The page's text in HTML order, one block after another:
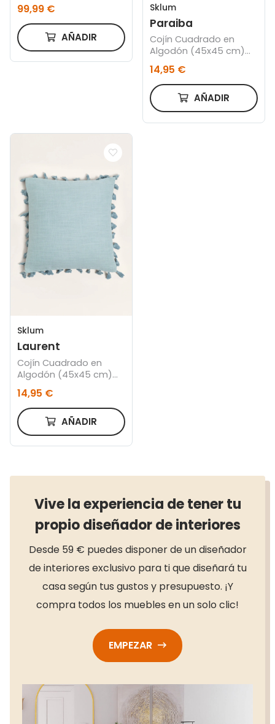
99,99 €
AÑADIR
Sklum
Paraiba
Cojín Cuadrado en
Algodón (45x45 cm)
Paraiba
14,95 €
AÑADIR
Sklum
Laurent
Cojín Cuadrado en
Algodón (45x45 cm)
Laurent
14,95 €
AÑADIR
Vive la experiencia de tener tu
propio diseñador de interiores
Desde 59 € puedes disponer de un diseñador
de interiores exclusivo para ti que diseñará tu
casa según tus gustos y presupuesto. ¡Y
compra todos los muebles en un solo clic!
EMPEZAR